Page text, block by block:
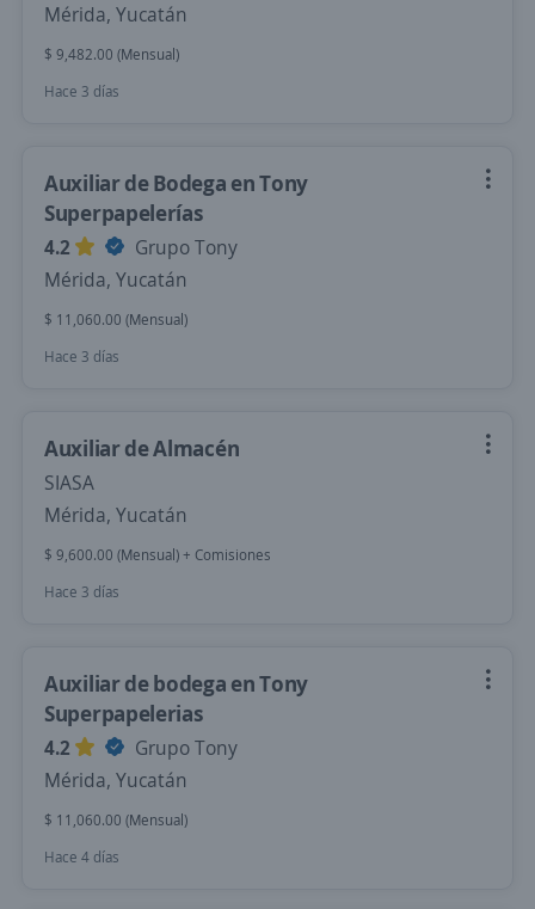
Mérida, Yucatán
$ 9,482.00 (Mensual)
Hace 3 días
Auxiliar de Bodega en Tony
Superpapelerías
4.2
Grupo Tony
Mérida, Yucatán
$ 11,060.00 (Mensual)
Hace 3 días
Auxiliar de Almacén
SIASA
Mérida, Yucatán
$ 9,600.00 (Mensual) + Comisiones
Hace 3 días
Auxiliar de bodega en Tony
Superpapelerias
4.2
Grupo Tony
Mérida, Yucatán
$ 11,060.00 (Mensual)
Hace 4 días